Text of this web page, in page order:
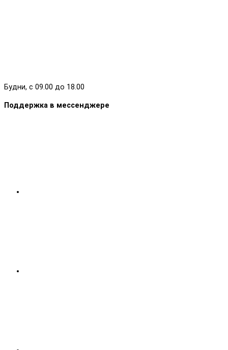
Будни, с 09.00 до 18.00
Поддержка в мессенджере